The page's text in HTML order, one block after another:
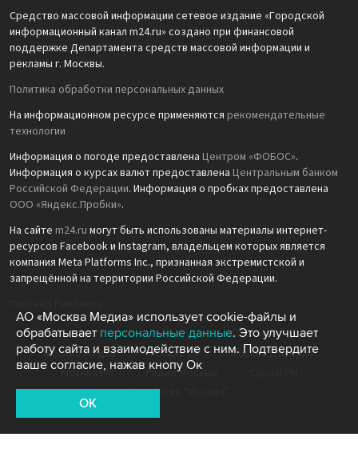
Средство массовой информации сетевое издание «Городской
информационный канал m24.ru» создано при финансовой
поддержке Департамента средств массовой информации и
рекламы г. Москвы.
Политика обработки персональных данных
На информационном ресурсе применяются рекомендательные
технологии
Информация о погоде предоставлена Центром «ФОБОС».
Информация о курсах валют предоставлена Центральным банком
Российской Федерации. Информация о пробках предоставлена
ООО «Яндекс.Пробки».
На сайте m24.ru могут быть использованы материалы интернет-
ресурсов Facebook и Instagram, владельцем которых является
компания Meta Platforms Inc., признанная экстремистской и
запрещённой на территории Российской Федерации.
Москва Медиа Москва 24
Москва Доверие
Москва FM
Радио Москвы
Агентство "Москва"
АО «Москва Медиа» использует cookie-файлы и
обрабатывает персональные данные. Это улучшает
работу сайта и взаимодействие с ним. Подтвердите
ваше согласие, нажав кнопу Ок
OK